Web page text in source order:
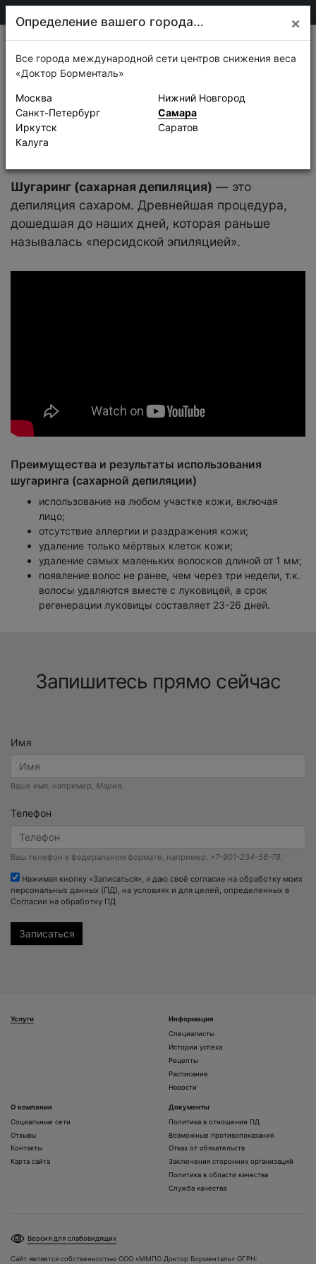
Лицо Записаться
Шугаринг
Шугаринг (сахарная депиляция) — это
депиляция сахаром. Древнейшая процедура,
дошедшая до наших дней, которая раньше
называлась «персидской эпиляцией».
Преимущества и результаты использования
шугаринга (сахарной депиляции)
использование на любом участке кожи, включая
лицо;
отсутствие аллергии и раздражения кожи;
удаление только мёртвых клеток кожи;
удаление самых маленьких волосков длиной от 1 мм;
появление волос не ранее, чем через три недели, т.к.
волосы удаляются вместе с луковицей, а срок
регенерации луковицы составляет 23-26 дней.
Запишитесь прямо сейчас
Имя
Ваше имя, например, Мария.
Телефон
Ваш телефон в федеральном формате, например, +7-901-234-56-78.
Нажимая кнопку «Записаться», я даю своё согласие на обработку моих
персональных данных (ПД), на условиях и для целей, определенных в
Согласии на обработку ПД
Услуги
Информация
Специалисты
Истории успеха
Рецепты
Расписание
Новости
О компании
Социальные сети
Отзывы
Контакты
Карта сайта
Документы
Политика в отношении ПД
Возможные противопоказания
Отказ от обязательств
Заключения сторонних организаций
Политика в области качества
Служба качества
Версия для слабовидящих
Сайт является собственностью ООО «ММПО Доктор Борменталь» ОГРН:
Определение вашего города... ×
Все города международной сети центров снижения веса
«Доктор Борменталь»
Москва
Санкт-Петербург
Иркутск
Калуга
Нижний Новгород
Самара
Саратов